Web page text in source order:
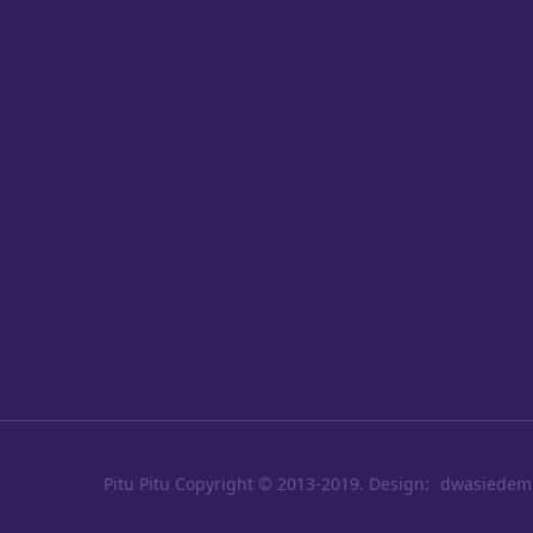
Pitu Pitu Copyright © 2013-2019. Design: